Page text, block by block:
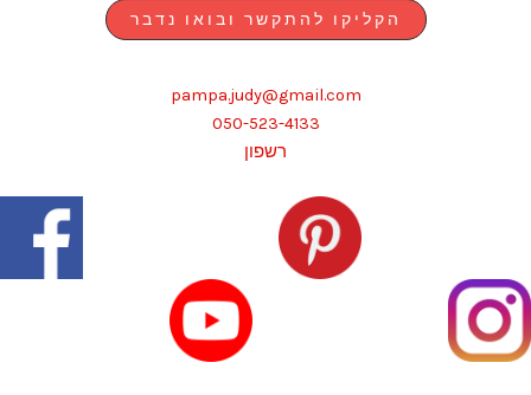
הקליקו להתקשר ובואו נדבר
pampa.judy@gmail.com
050-523-4133
רשפון